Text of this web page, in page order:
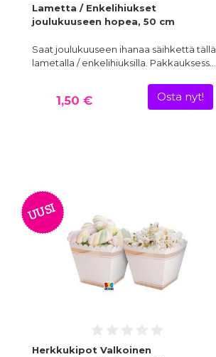
Lametta / Enkelihiukset
joulukuuseen hopea, 50 cm
Saat joulukuuseen ihanaa säihkettä tällä
lametalla / enkelihiuksilla. Pakkauksess…
1,50 € Osta nyt!
UUSI
Herkkukipot Valkoinen